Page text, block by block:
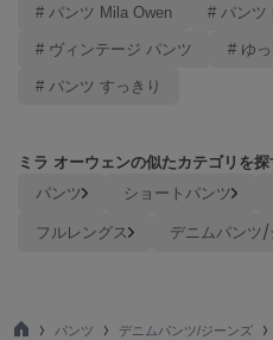
poláura
ポローラ
リーボック
SALOMON
# パンツ Mila Owen # パンツ
# ヴィンテージ パンツ # ゆ
# パンツ すっきり
ミラ オーウェンの似たカテゴリを探
パンツ ショートパンツ
フルレングス
デニムパンツ
パンツ デニムパンツ/ジーンズ